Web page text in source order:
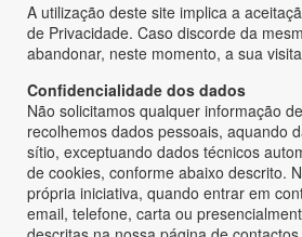
A utilização deste site implica a
de Privacidade. Caso discorde da
abandonar, neste momento, a sua
Confidencialidade dos dados
Não solicitamos qualquer informação
recolhemos dados pessoais, aquando
sítio, exceptuando dados técnicos
de cookies, conforme abaixo descrito.
própria iniciativa, quando entrar em
email, telefone, carta ou